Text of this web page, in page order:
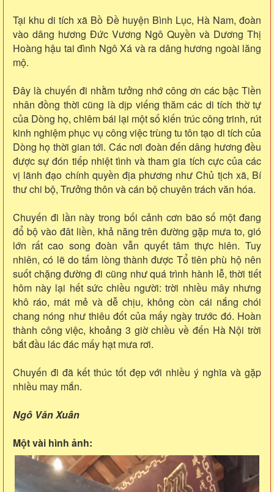
Tại khu di tích xã Bồ Đề huyện Bình Lục, Hà Nam, đoàn
vào dâng hương Đức Vương Ngô Quyền và Dương Thị
Hoàng hậu tai đình Ngô Xá và ra dâng hương ngoài lăng
mộ.
Đây là chuyến đi nhằm tưởng nhớ công ơn các bậc Tiền
nhân đồng thời cũng là dịp viếng thăm các di tích thờ tự
của Dòng họ, chiêm bái lại một số kiến trúc công trinh, rút
kinh nghiệm phục vụ công việc trùng tu tôn tạo di tích của
Dòng họ thời gian tới. Các nơi đoàn đến dâng hương đều
được sự đón tiếp nhiệt tình và tham gia tích cực của các
vị lãnh đạo chính quyền địa phương như Chủ tịch xã, Bí
thư chi bộ, Trưởng thôn và cán bộ chuyên trách văn hóa.
Chuyến đi lần này trong bối cảnh cơn bão số một đang
đổ bộ vào đât liền, khả năng trên đường gặp mưa to, gió
lớn rất cao song đoàn vẫn quyết tâm thực hiên. Tuy
nhiên, có lẽ do tấm lòng thành được Tổ tiên phù hộ nên
suốt chặng đường đi cũng như quá trình hành lễ, thời tiết
hôm này lại hết sức chiều người: trời nhiều mây nhưng
khô ráo, mát mẻ và dễ chịu, không còn cái nắng chói
chang nóng như thiêu đốt của mấy ngày trước đó. Hoàn
thành công việc, khoảng 3 giờ chiều về đến Hà Nội trời
bắt đầu lác đác mấy hạt mưa rơi.
Chuyến đi đã kết thúc tốt đẹp với nhiều ý nghĩa và gặp
nhiều may mắn.
Ngô Văn Xuân
Một vài hình ảnh: